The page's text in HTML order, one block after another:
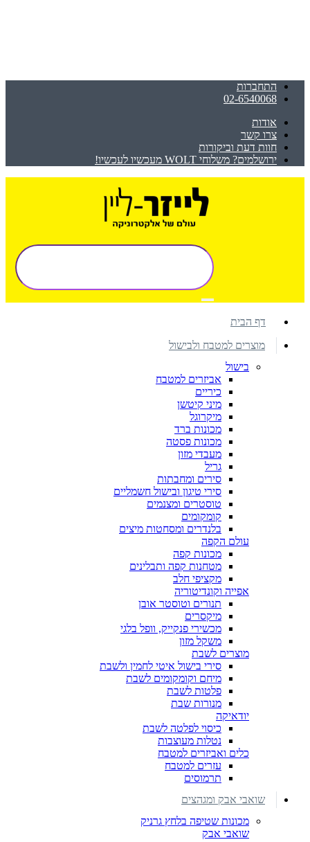
התחברות
02-6540068
אודות
צרו קשר
חוות דעת וביקורות
ירושלמים? משלוחי WOLT מעכשיו לעכשיו!
דף הבית
מוצרים למטבח ולבישול
בישול
אביזרים למטבח
כיריים
מיני קיטשן
מיקרוגל
מכונות ברד
מכונות פסטה
מעבדי מזון
גריל
סירים ומחבתות
סירי טיגון ובישול חשמליים
טוסטרים ומצנמים
קומקומים
בלנדרים ומסחטות מיצים
עולם הקפה
מכונות קפה
מטחנות קפה ותבלינים
מקציפי חלב
אפייה וקונדיטוריה
תנורים וטוסטר אובן
מיקסרים
מכשירי פנקייק, וופל בלגי
משקל מזון
מוצרים לשבת
סירי בישול איטי לחמין ולשבת
מיחם וקומקומים לשבת
פלטות לשבת
מנורות שבת
יודאיקה
כיסוי לפלטה לשבת
נטלות מעוצבות
כלים ואביזרים למטבח
עזרים למטבח
תרמוסים
שואבי אבק ומגהצים
מכונות שטיפה בלחץ גרניק
שואבי אבק